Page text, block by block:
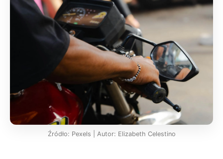
Źródło: Pexels | Autor: Elizabeth Celestino